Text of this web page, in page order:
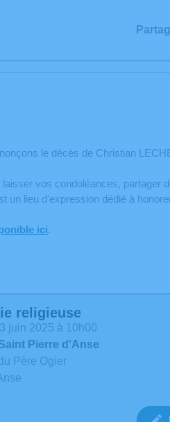
le décès de Christian
vos condoléances, partager
un lieu d'expression dédié à
ici.
religieuse
juin 2025 à 10h00
Pierre d'Anse
Père Ogier